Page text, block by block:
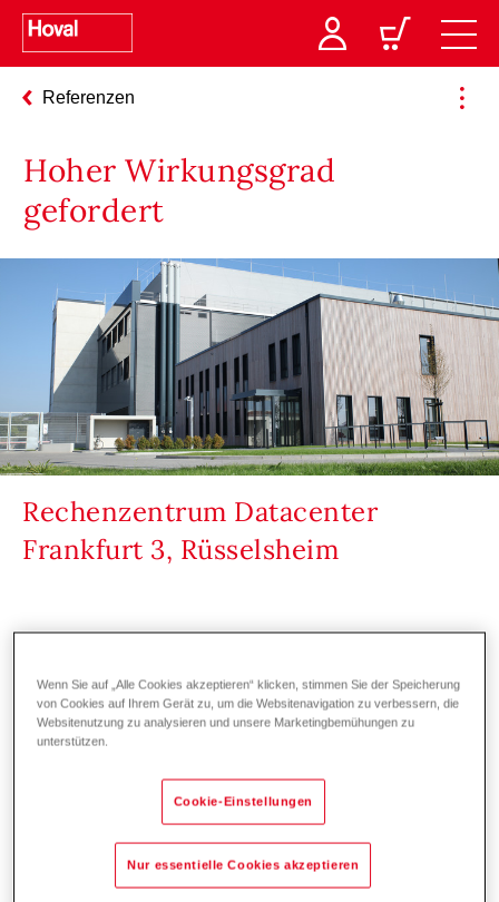
Referenzen
Hoher Wirkungsgrad
gefordert
Rechenzentrum Datacenter
Frankfurt 3, Rüsselsheim
Das Gebäude in Rüsselsheim wurde
ausschließlich für die Nutzung als
beiden ersten Bauabschnitte haben eine
Gesamtfläche von rund 8.800 m². Zwei
weitere Bauabschnitte befinden sich bereits in
Planung. Diese werden nach Fertigstellung mit
Wenn Sie auf „Alle Cookies akzeptieren“ klicken, stimmen Sie der Speicherung
von Cookies auf Ihrem Gerät zu, um die Websitenavigation zu verbessern, die
Websitenutzung zu analysieren und unsere Marketingbemühungen zu
unterstützen.
Cookie-Einstellungen
Nur essentielle Cookies akzeptieren